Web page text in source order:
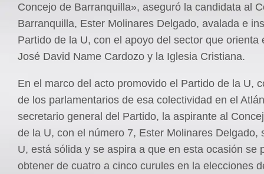
Concejo de Barranquilla», aseguró la candidata al
Barranquilla, Ester Molinares Delgado, avalada e
Partido de la U, con el apoyo del sector que orienta
José David Name Cardozo y la Iglesia Cristiana.
En el marco del acto promovido el Partido de la U,
de los parlamentarios de esa colectividad en el
secretario general del Partido, la aspirante al
de la U, con el número 7, Ester Molinares Delgado,
U, está sólida y se aspira a que en esta ocasión se
obtener de cuatro a cinco curules en la elecciones